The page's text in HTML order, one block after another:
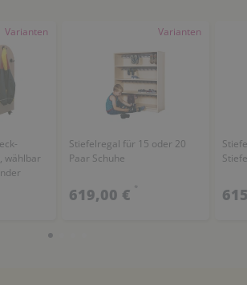
Varianten
wählbar
Varianten
Stiefelregal für 15 oder 20
Paar Schuhe
619,00 € *